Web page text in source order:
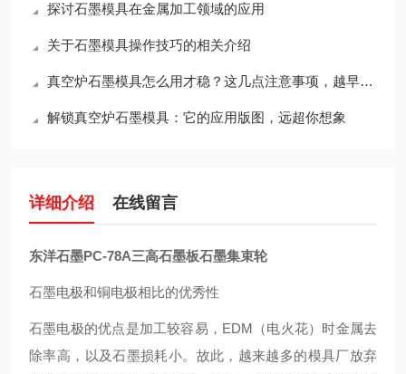
探讨石墨模具在金属加工领域的应用
关于石墨模具操作技巧的相关介绍
真空炉石墨模具怎么用才稳？这几点注意事项，越早知道越省心
解锁真空炉石墨模具：它的应用版图，远超你想象
详细介绍 在线留言
东洋石墨PC-78A三高石墨板石墨集束轮
石墨电极和铜电极相比的优秀性
石墨电极的优点是加工较容易，EDM（电火花）时金属去
除率高，以及石墨损耗小。故此，越来越多的模具厂放弃